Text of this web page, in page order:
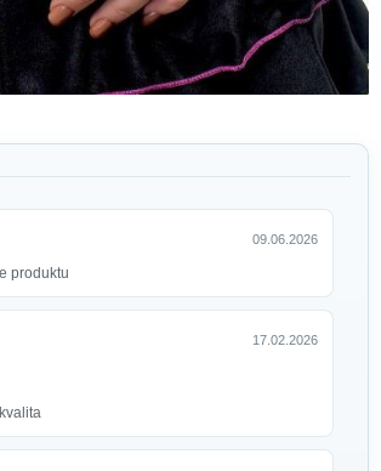
09.06.2026
produktu
17.02.2026